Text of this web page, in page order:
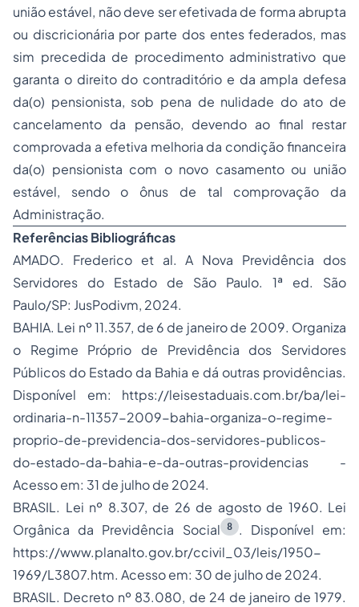
união estável, não deve ser efetivada de forma abrupta
ou discricionária por parte dos entes federados, mas
sim precedida de procedimento administrativo que
garanta o direito do contraditório e da ampla defesa
da(o) pensionista, sob pena de nulidade do ato de
cancelamento da pensão, devendo ao final restar
comprovada a efetiva melhoria da condição financeira
da(o) pensionista com o novo casamento ou união
estável, sendo o ônus de tal comprovação da
Administração.
Referências Bibliográficas
AMADO. Frederico et al. A Nova Previdência dos
Servidores do Estado de São Paulo. 1ª ed. São
Paulo/SP: JusPodivm, 2024.
BAHIA. Lei nº 11.357, de 6 de janeiro de 2009. Organiza
o Regime Próprio de Previdência dos Servidores
Públicos do Estado da Bahia e dá outras providências.
Disponível em: https://leisestaduais.com.br/ba/lei-
ordinaria-n-11357-2009-bahia-organiza-o-regime-
proprio-de-previdencia-dos-servidores-publicos-
do-estado-da-bahia-e-da-outras-providencias -
Acesso em: 31 de julho de 2024.
BRASIL. Lei nº 8.307, de 26 de agosto de 1960. Lei
Orgânica da Previdência Social
8 . Disponível em:
https://www.planalto.gov.br/ccivil_03/leis/1950-
1969/L3807.htm. Acesso em: 30 de julho de 2024.
BRASIL. Decreto nº 83.080, de 24 de janeiro de 1979.